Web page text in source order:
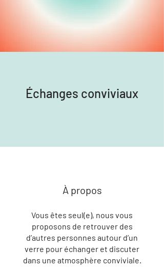
Échanges conviviaux
À propos
Vous êtes seul(e), nous vous
proposons de retrouver des
d’autres personnes autour d’un
verre pour échanger et discuter
dans une atmosphère conviviale.